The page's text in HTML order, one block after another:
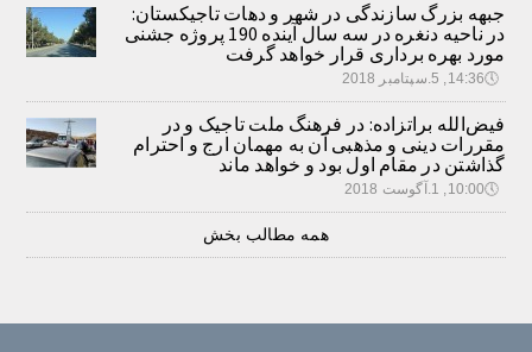
جبهه بزرگ سازندگی در شهر و دهات تاجیکستان:
در ناحیه دنغره در سه سال آینده 190 پروژه جشنی
مورد بهره برداری قرار خواهد گرفت
🕔14:36, 5.سپتامبر 2018
فیض‌الله براتزاده: در فرهنگ ملت تاجیک و در
مقررات دینی و مذهبی آن به مهمان ارج و احترام
گذاشتن در مقام اول بود و خواهد ماند
🕔10:00, 1.آگوست 2018
همه مطالب بخش